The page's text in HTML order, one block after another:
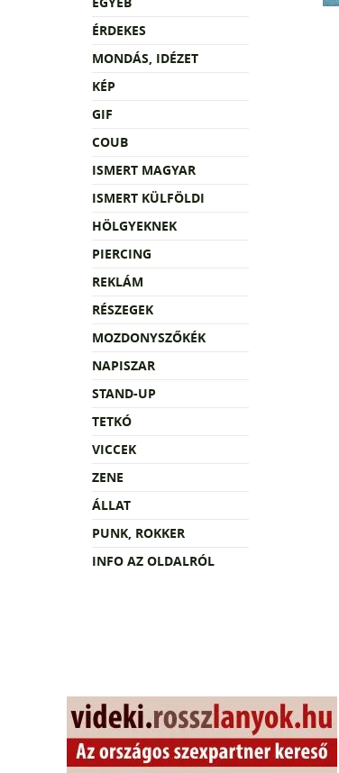
ÉRDEKES
MONDÁS, IDÉZET
KÉP
GIF
COUB
ISMERT MAGYAR
ISMERT KÜLFÖLDI
HÖLGYEKNEK
PIERCING
REKLÁM
RÉSZEGEK
MOZDONYSZŐKÉK
NAPISZAR
STAND-UP
TETKÓ
VICCEK
ZENE
ÁLLAT
PUNK, ROKKER
INFO AZ OLDALRÓL